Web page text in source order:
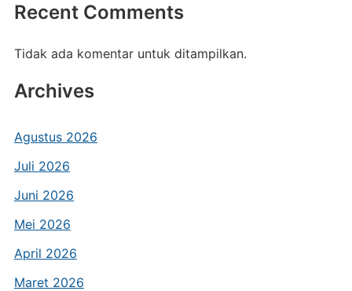
Recent Comments
Tidak ada komentar untuk ditampilkan.
Archives
Agustus 2026
Juli 2026
Juni 2026
Mei 2026
April 2026
Maret 2026